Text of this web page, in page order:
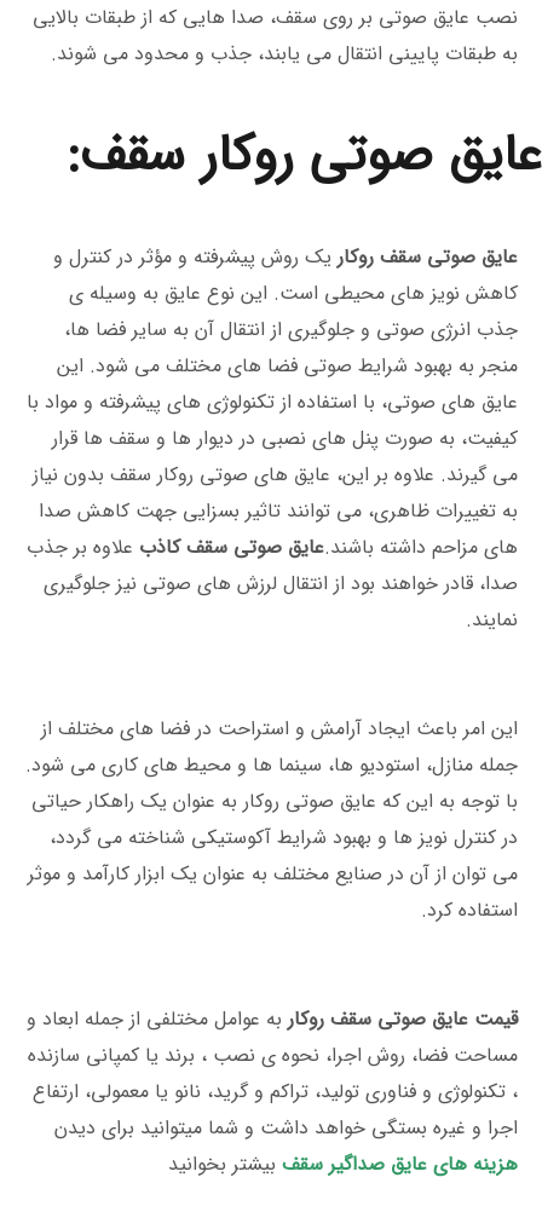
نصب عایق صوتی بر روی سقف، صدا هایی که از طبقات بالایی
به طبقات پایینی انتقال می ‌یابند، جذب و محدود می ‌شوند.
عایق صوتی روکار سقف:
عایق صوتی سقف روکار یک روش پیشرفته و مؤثر در کنترل و
کاهش نویز های محیطی است. این نوع عایق به وسیله ی
جذب انرژی صوتی و جلوگیری از انتقال آن به سایر فضا ها،
منجر به بهبود شرایط صوتی فضا های مختلف می شود. این
عایق های صوتی، با استفاده از تکنولوژی ‌های پیشرفته و مواد با
کیفیت، به صورت پنل‌ های نصبی در دیوار ها و سقف ‌ها قرار
می‌ گیرند. علاوه بر این، عایق های صوتی روکار سقف بدون نیاز
به تغییرات ظاهری، می‌ توانند تاثیر بسزایی جهت کاهش صدا
های مزاحم داشته باشند.عایق صوتی سقف کاذب علاوه بر جذب
صدا، قادر خواهند بود از انتقال لرزش ‌های صوتی نیز جلوگیری
نمایند.
این امر باعث ایجاد آرامش و استراحت در فضا های مختلف از
جمله منازل، استودیو ها، سینما ها و محیط‌ های کاری می ‌شود.
با توجه به این که عایق صوتی روکار به عنوان یک راهکار حیاتی
در کنترل نویز ها و بهبود شرایط آکوستیکی شناخته می گردد،
می توان از آن در صنایع مختلف به عنوان یک ابزار کارآمد و موثر
استفاده کرد.
قیمت عایق صوتی سقف روکار به عوامل مختلفی از جمله ابعاد و
مساحت فضا، روش اجرا، نحوه ی نصب ، برند یا کمپانی سازنده
، تکنولوژی و فناوری تولید، تراکم و گرید، نانو یا معمولی، ارتفاع
اجرا و غیره بستگی خواهد داشت و شما میتوانید برای دیدن
هزینه های عایق صداگیر سقف بیشتر بخوانید